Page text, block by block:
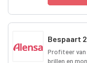
Bespaart
Profiteer van
brillen en